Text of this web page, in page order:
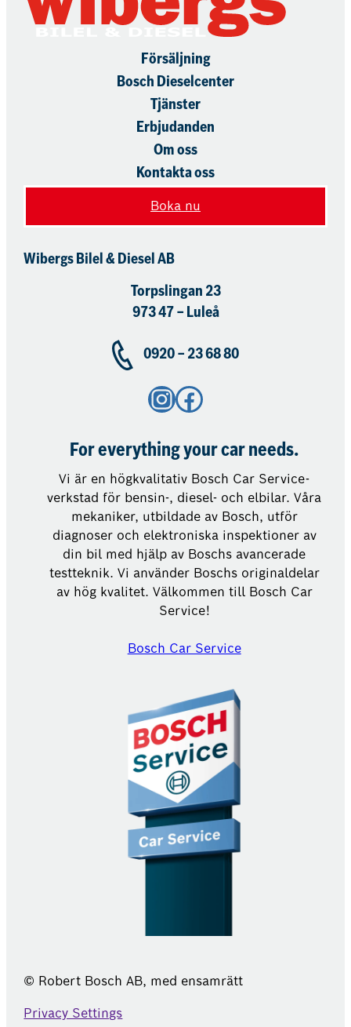
Försäljning
Bosch Dieselcenter
Tjänster
Erbjudanden
Om oss
Kontakta oss
Boka nu
Wibergs Bilel & Diesel AB
Torpslingan 23
973 47 – Luleå
0920 – 23 68 80
Instagram Facebook
For everything your car needs.
Vi är en högkvalitativ Bosch Car Service-
verkstad för bensin-, diesel- och elbilar. Våra
mekaniker, utbildade av Bosch, utför
diagnoser och elektroniska inspektioner av
din bil med hjälp av Boschs avancerade
testteknik. Vi använder Boschs originaldelar
av hög kvalitet. Välkommen till Bosch Car
Service!
Bosch Car Service
© Robert Bosch AB, med ensamrätt
Privacy Settings